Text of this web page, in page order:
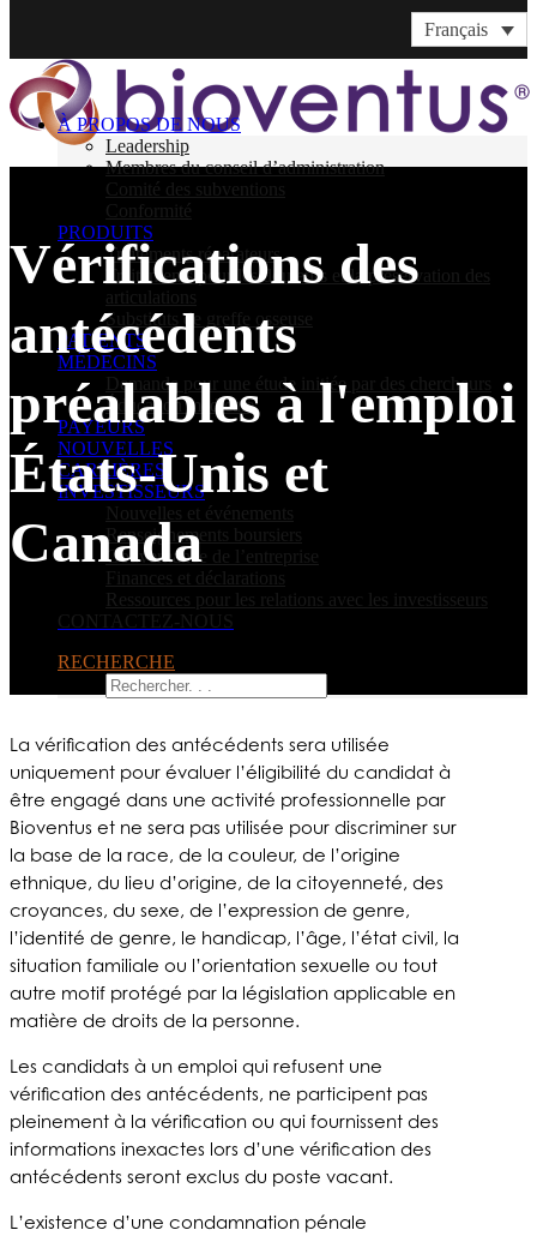
Français
À PROPOS DE NOUS
Leadership
Membres du conseil d’administration
Comité des subventions
Conformité
PRODUITS
Traitements réparateurs
Traitements pour les douleurs et la préservation des
articulations
Substituts de greffe osseuse
PATIENTS
MÉDECINS
Demande pour une étude initiée par des chercheurs
Éducation médicale
PAYEURS
NOUVELLES
CARRIÈRES
INVESTISSEURS
Nouvelles et événements
Renseignements boursiers
Gouvernance de l’entreprise
Finances et déclarations
Ressources pour les relations avec les investisseurs
CONTACTEZ-NOUS
RECHERCHE
Vérifications des
antécédents
préalables à l'emploi
États-Unis et
Canada
La vérification des antécédents sera utilisée
uniquement pour évaluer l’éligibilité du candidat à
être engagé dans une activité professionnelle par
Bioventus et ne sera pas utilisée pour discriminer sur
la base de la race, de la couleur, de l’origine
ethnique, du lieu d’origine, de la citoyenneté, des
croyances, du sexe, de l’expression de genre,
l’identité de genre, le handicap, l’âge, l’état civil, la
situation familiale ou l’orientation sexuelle ou tout
autre motif protégé par la législation applicable en
matière de droits de la personne.
Les candidats à un emploi qui refusent une
vérification des antécédents, ne participent pas
pleinement à la vérification ou qui fournissent des
informations inexactes lors d’une vérification des
antécédents seront exclus du poste vacant.
L’existence d’une condamnation pénale